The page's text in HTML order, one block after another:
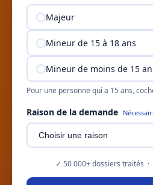
Majeur
Mineur de 15 à 18 ans
Mineur de moins de 15
Pour une personne qui a 15 ans,
Raison de la demande
✓ 50 000+ dossiers traités